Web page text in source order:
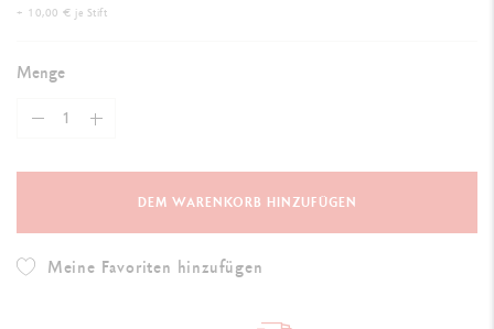
+ 10,00 € je Stift
Menge
DEM WARENKORB HINZUFÜGEN
Meine Favoriten hinzufügen